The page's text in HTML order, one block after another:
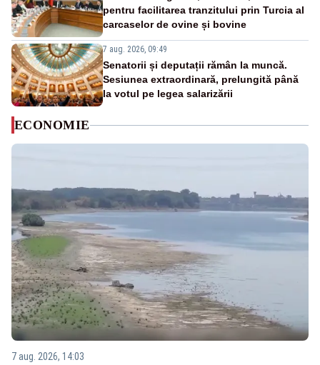
pentru facilitarea tranzitului prin Turcia al
carcaselor de ovine și bovine
7 aug. 2026, 09:49
Senatorii și deputații rămân la muncă.
Sesiunea extraordinară, prelungită până
la votul pe legea salarizării
ECONOMIE
7 aug. 2026, 14:03